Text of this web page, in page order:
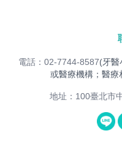
電話：02-7744-8587(牙醫
或醫療機構；醫療
地址：100臺北市